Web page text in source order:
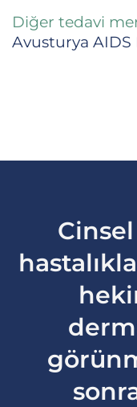
Diğer tedavi
Avusturya